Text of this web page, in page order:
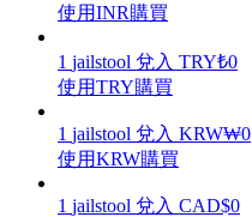
機槍池
使用INR購買
1 jailstool 兌入 TRY₺0
使用TRY購買
1 jailstool 兌入 KRW₩0
使用KRW購買
1 jailstool 兌入 CAD$0